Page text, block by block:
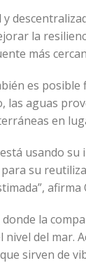
la
más
es
las aguas
en
usando
su
la
del mar.
sirven de